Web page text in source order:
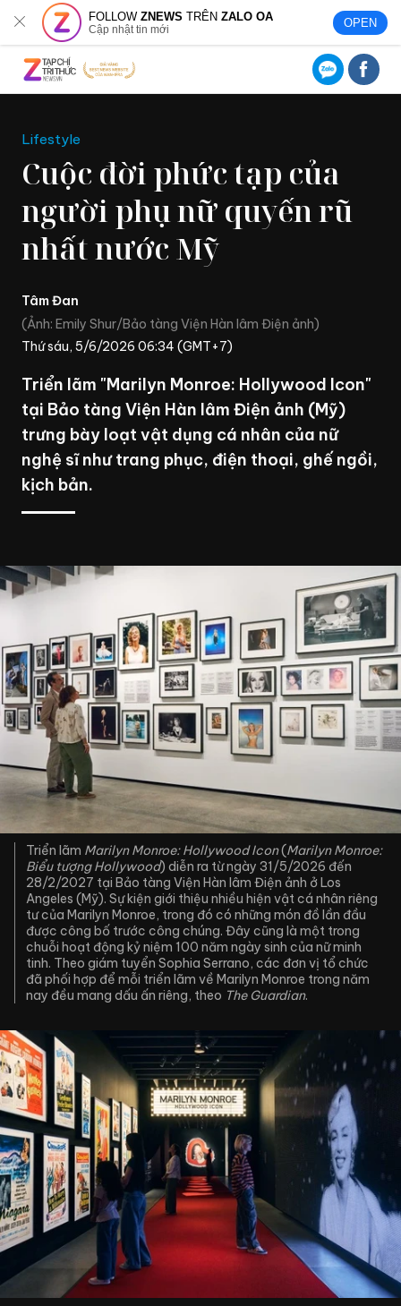
FOLLOWZNEWS TRÊNZALO OA
Cập nhật tin mới OPEN
Lifestyle
Cuộc đời phức tạp của
người phụ nữ quyến rũ
nhất nước Mỹ
Tâm Đan
Ảnh: Emily Shur/Bảo tàng Viện Hàn lâm Điện ảnh
Thứ sáu, 5/6/2026 06:34 (GMT+7)
Triển lãm "Marilyn Monroe: Hollywood Icon"
tại Bảo tàng Viện Hàn lâm Điện ảnh (Mỹ)
trưng bày loạt vật dụng cá nhân của nữ
nghệ sĩ như trang phục, điện thoại, ghế ngồi,
kịch bản.
Triển lãm Marilyn Monroe: Hollywood Icon(Marilyn Monroe:
Biểu tượng Hollywood) diễn ra từ ngày 31/5/2026 đến
28/2/2027 tại Bảo tàng Viện Hàn lâm Điện ảnh ở Los
Angeles (Mỹ). Sự kiện giới thiệu nhiều hiện vật cá nhân riêng
tư của Marilyn Monroe, trong đó có những món đồ lần đầu
được công bố trước công chúng. Đây cũng là một trong
chuỗi hoạt động kỷ niệm 100 năm ngày sinh của nữ minh
tinh. Theo giám tuyển Sophia Serrano, các đơn vị tổ chức
đã phối hợp để mỗi triển lãm về Marilyn Monroe trong năm
nay đều mang dấu ấn riêng, theo The Guardian.